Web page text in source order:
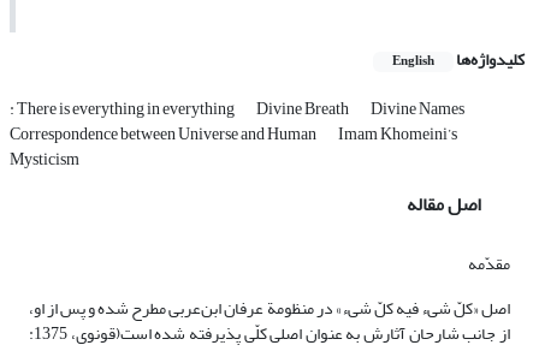
کلیدواژه‌ها English
: There is everything in everything Divine Breath Divine Names
Correspondence between Universe and Human Imam Khomeini’s
Mysticism
اصل مقاله
مقدّمه
اصل «کلّ شیء فیه کلّ شیء» در منظومة عرفان ابن‌عربی مطرح شده و پس از او،
از جانب شارحان آثارش به عنوان اصلی کلّی پذیرفته شده است(قونوی، 1375: